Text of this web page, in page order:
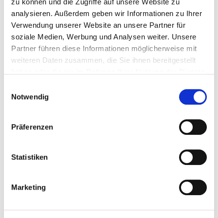
zu können und die Zugriffe auf unsere Website zu
analysieren. Außerdem geben wir Informationen zu Ihrer
Verwendung unserer Website an unsere Partner für
soziale Medien, Werbung und Analysen weiter. Unsere
Partner führen diese Informationen möglicherweise mit
weiteren Daten zusammen, die Sie ihnen bereitgestellt
Notwendig
Präferenzen
Statistiken
Marketing
Fachexpertin
Sanaa Laabich
Psychotherapeutin und Empowerment-Trainerin.
leistet sie Aufklärungsarbeit rund
um die Themen psychische Gesundheit und